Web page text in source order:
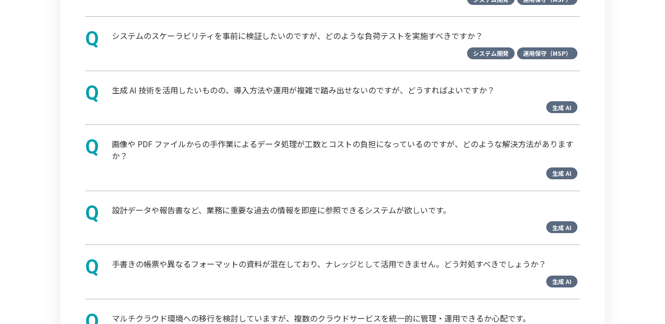
システムのスケーラビリティを事前に検証したいのですが、どのような負荷テストを実施すべきですか？
システム開発 運用保守（MSP）
生成 AI 技術を活用したいものの、導入方法や運用が複雑で踏み出せないのですが、どうすればよいですか？
生成 AI
画像や PDF ファイルからの手作業によるデータ処理が工数とコストの負担になっているのですが、どのような解決方法があります
か？
生成 AI
設計データや報告書など、業務に重要な過去の情報を即座に参照できるシステムが欲しいです。
生成 AI
手書きの帳票や異なるフォーマットの資料が混在しており、ナレッジとして活用できません。どう対処すべきでしょうか？
生成 AI
マルチクラウド環境への移行を検討していますが、複数のクラウドサービスを統一的に管理・運用できるか心配です。